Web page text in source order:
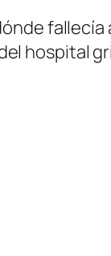
hospital